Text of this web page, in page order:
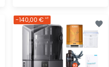
rapide
-140,00 €HT